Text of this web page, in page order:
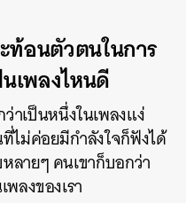
ท้อนตัวตนในการ
เพลงไหนดี
ว่าเป็นหนึ่งในเพลงแง่
ไม่ค่อยมีกำลังใจก็ฟังได้
ลายๆ คนเขาก็บอกว่า
ลงของเรา